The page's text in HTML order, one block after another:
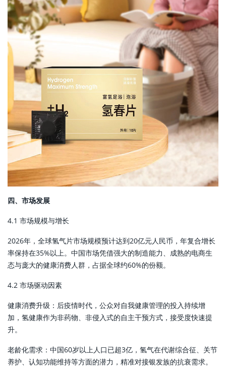
四、市场发展
4.1 市场规模与增长
2026年，全球氢气片市场规模预计达到20亿元人民币，年复合增长
率保持在35%以上。中国市场凭借强大的制造能力、成熟的电商生
态与庞大的健康消费人群，占据全球约60%的份额。
4.2 市场驱动因素
健康消费升级：后疫情时代，公众对自我健康管理的投入持续增
加，氢健康作为非药物、非侵入式的自主干预方式，接受度快速提
升。
老龄化需求：中国60岁以上人口已超3亿，氢气在代谢综合征、关节
养护、认知功能维持等方面的潜力，精准对接银发族的抗衰需求。